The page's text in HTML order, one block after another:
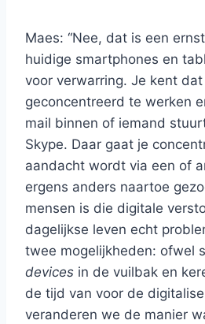
Maes: “Nee, dat is een
huidige smartphones en
voor verwarring. Je kent
geconcentreerd te werken
mail binnen of iemand
Skype. Daar gaat je
aandacht wordt via een of
ergens anders naartoe
mensen is die digitale
dagelijkse leven echt
twee mogelijkheden: ofwel
devices in de vuilbak en
de tijd van voor de
veranderen we de manier